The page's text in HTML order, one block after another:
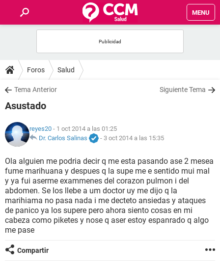
MENU
FOROS
SALUD
NUTRICIÓN
BIENESTAR
SEXUALIDAD
GLOSARIO
Foros Salud
Tema Anterior Siguiente Tema
Asustado
reyes20 - 1 oct 2014 a las 01:25
Dr. Carlos Salinas
- 3 oct 2014 a las 15:35
Ola alguien me podria decir q me esta pasando ase 2 mesea
fume marihuana y despues q la supe me e sentido mui mal
y ya fui aserme exammenes del corazon pulmon i del
abdomen. Se los llebe a um doctor uy me dijo q la
marihiama no pasa nada i me decteto ansiedas y ataques
de panico ya los supere pero ahora siento cosas en mi
cabeza como piketes y nose q aser estoy espanrado q algo
me pase
Compartir